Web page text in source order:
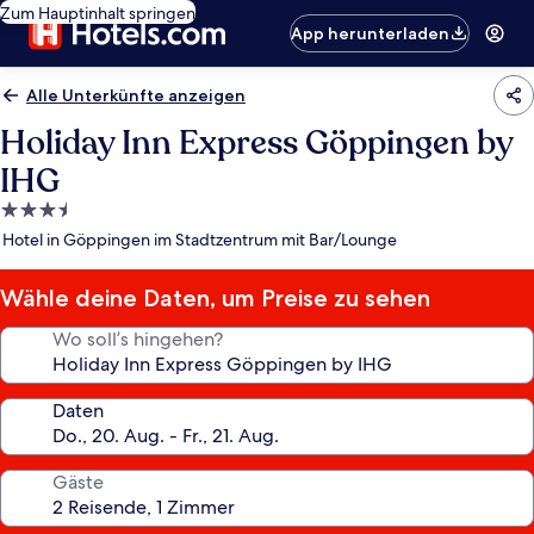
Zum Hauptinhalt springen
App herunterladen
Alle Unterkünfte anzeigen
Holiday Inn Express Göppingen by
IHG
3.5-
Sterne-
Hotel in Göppingen im Stadtzentrum mit Bar/Lounge
Wähle deine Daten, um Preise zu sehen
Wo soll’s hingehen?
Daten
Gäste